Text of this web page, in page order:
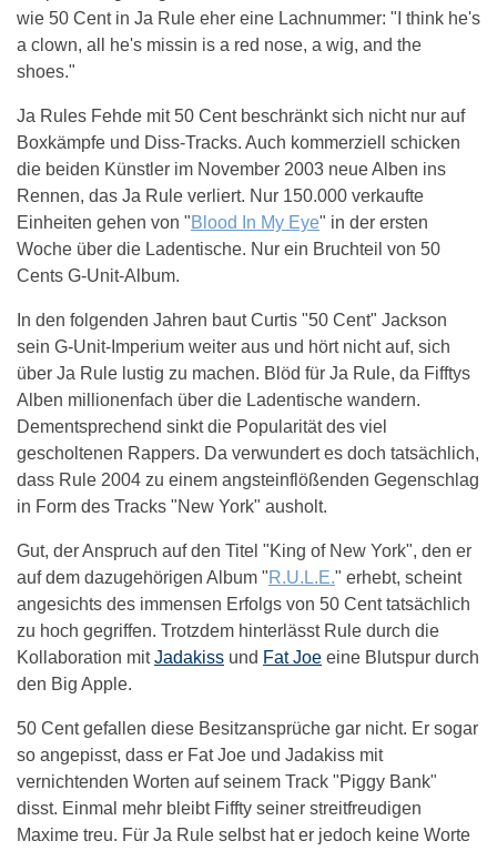
wie 50 Cent in Ja Rule eher eine Lachnummer: "I think he's
a clown, all he's missin is a red nose, a wig, and the
shoes."
Ja Rules Fehde mit 50 Cent beschränkt sich nicht nur auf
Boxkämpfe und Diss-Tracks. Auch kommerziell schicken
die beiden Künstler im November 2003 neue Alben ins
Rennen, das Ja Rule verliert. Nur 150.000 verkaufte
Einheiten gehen von "Blood In My Eye" in der ersten
Woche über die Ladentische. Nur ein Bruchteil von 50
Cents G-Unit-Album.
In den folgenden Jahren baut Curtis "50 Cent" Jackson
sein G-Unit-Imperium weiter aus und hört nicht auf, sich
über Ja Rule lustig zu machen. Blöd für Ja Rule, da Fifftys
Alben millionenfach über die Ladentische wandern.
Dementsprechend sinkt die Popularität des viel
gescholtenen Rappers. Da verwundert es doch tatsächlich,
dass Rule 2004 zu einem angsteinflößenden Gegenschlag
in Form des Tracks "New York" ausholt.
Gut, der Anspruch auf den Titel "King of New York", den er
auf dem dazugehörigen Album "R.U.L.E." erhebt, scheint
angesichts des immensen Erfolgs von 50 Cent tatsächlich
zu hoch gegriffen. Trotzdem hinterlässt Rule durch die
Kollaboration mitJadakiss und Fat Joe eine Blutspur durch
den Big Apple.
50 Cent gefallen diese Besitzansprüche gar nicht. Er sogar
so angepisst, dass er Fat Joe und Jadakiss mit
vernichtenden Worten auf seinem Track "Piggy Bank"
disst. Einmal mehr bleibt Fiffty seiner streitfreudigen
Maxime treu. Für Ja Rule selbst hat er jedoch keine Worte